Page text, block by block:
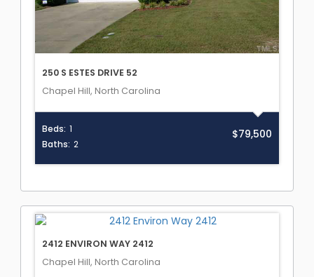
250 S ESTES DRIVE 52
Chapel Hill, North Carolina
Beds: 1
Baths: 2
$79,500
2412 ENVIRON WAY 2412
Chapel Hill, North Carolina